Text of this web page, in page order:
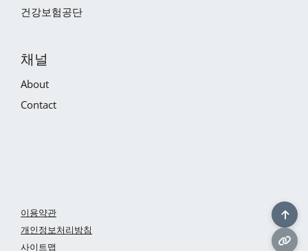
건강보험공단
채널
About
Contact
이용약관
개인정보처리방침
사이트맵